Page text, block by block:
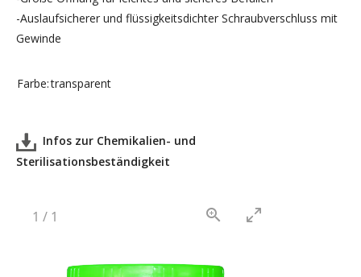
-Auslaufsicherer und flüssigkeitsdichter Schraubverschluss mit
Gewinde
Farbe:transparent
Infos zur Chemikalien- und
Sterilisationsbeständigkeit
1 / 1